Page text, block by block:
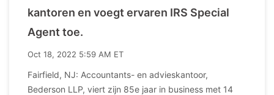
kantoren en voegt ervaren IRS Special
Agent toe.
Oct 18, 2022 5:59 AM ET
Fairfield, NJ: Accountants- en advieskantoor,
Bederson LLP, viert zijn 85e jaar in business met 14